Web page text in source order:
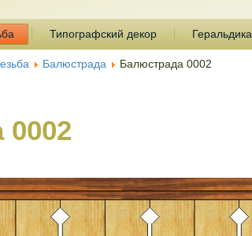
Типографский декор Геральдика
Балюстрада Балюстрада 0002